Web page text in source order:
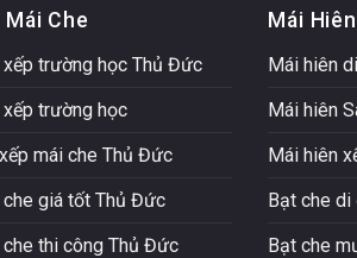
Che
trường học Thủ Đức
trường học
mái che Thủ Đức
che giá tốt Thủ Đức
thi công Thủ Đức
Mái
Mái hiên
Mái hiên
Mái hiên
Bạt che di
Bạt che